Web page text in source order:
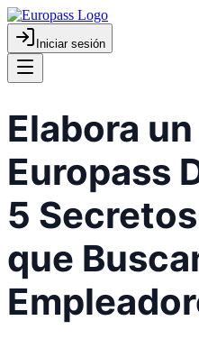
Iniciar sesión
Elabora
Europass
5
que